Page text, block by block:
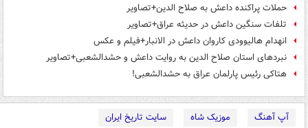
حملات پراکنده داعش به صلاح الدین+تصاویر
تلفات سنگین داعش در حدیثه عراق+تصاویر
انهدام هالیوودی کاروان داعش در الانبار+فیلم و عکس
نبردهای استان صلاح الدین به روایت داعش و حشدالشعبی+تصاویر
هتاکی رئیس پارلمان عراق به حشدالشعبی!
آپ آهنگ موزیک شاه
سایت تاریخ ایران